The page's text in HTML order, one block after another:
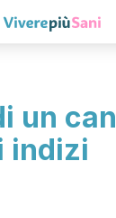
un
indizi